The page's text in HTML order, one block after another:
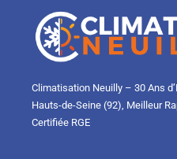
Climatisation Neuilly – 30 Ans
Hauts-de-Seine (92), Meilleur
Certifiée RGE